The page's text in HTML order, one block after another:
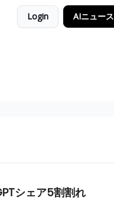
Login AIニュー
シェア5割割れ